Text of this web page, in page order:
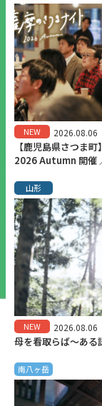
NEW 2026.08.06
【鹿児島県さつま
2026 Autumn 開催
山形
NEW 2026.08.06
母を看取らば～ある
南八ヶ岳